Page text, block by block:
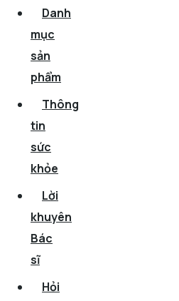
Danh
mục
sản
phẩm
Thông
tin
sức
khỏe
Lời
khuyên
Bác
sĩ
Hỏi